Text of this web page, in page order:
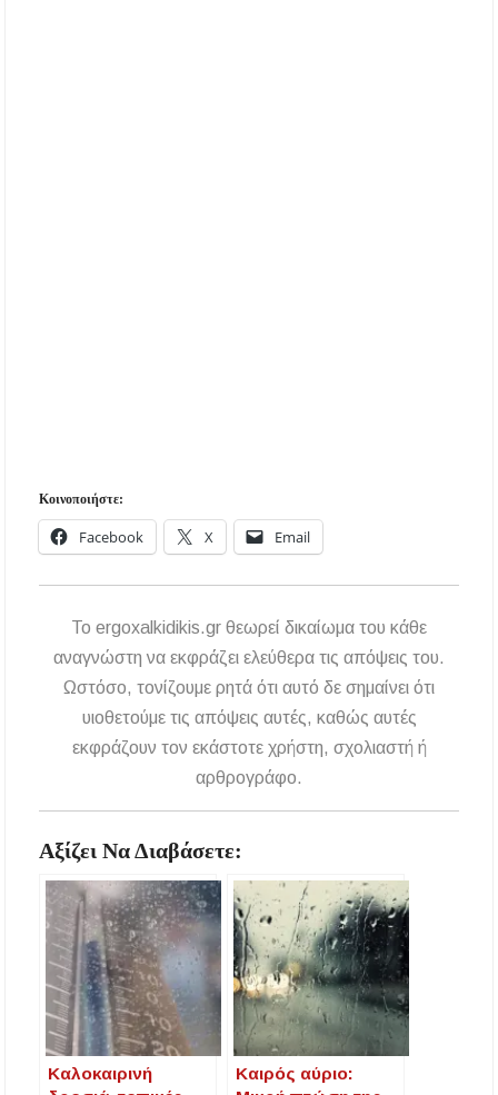
Κοινοποιήστε:
Facebook X Email
To ergoxalkidikis.gr θεωρεί δικαίωμα του κάθε
αναγνώστη να εκφράζει ελεύθερα τις απόψεις του.
Ωστόσο, τονίζουμε ρητά ότι αυτό δε σημαίνει ότι
υιοθετούμε τις απόψεις αυτές, καθώς αυτές
εκφράζουν τον εκάστοτε χρήστη, σχολιαστή ή
αρθρογράφο.
Αξίζει Να Διαβάσετε:
Καλοκαιρινή
Καιρός αύριο: